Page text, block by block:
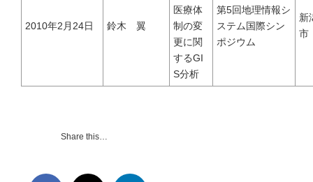
2010年2月24日 鈴木 翼
医療体
制の変
更に関
するGI
S分析
第5回地理情報シ
ステム国際シン
ポジウム
新
市
Share this…